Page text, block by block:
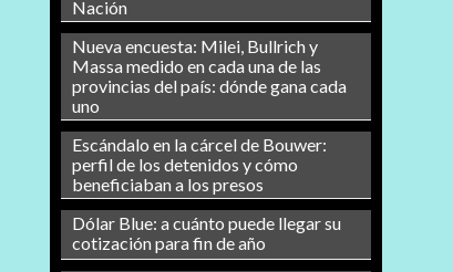
Nación
Nueva encuesta: Milei, Bullrich y
Massa medido en cada una de las
provincias del país: dónde gana cada
uno
Escándalo en la cárcel de Bouwer:
perfil de los detenidos y cómo
beneficiaban a los presos
Dólar Blue: a cuánto puede llegar su
cotización para fin de año